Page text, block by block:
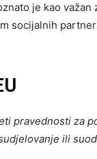
je kao važan
socijalnih
pravednosti za
ili